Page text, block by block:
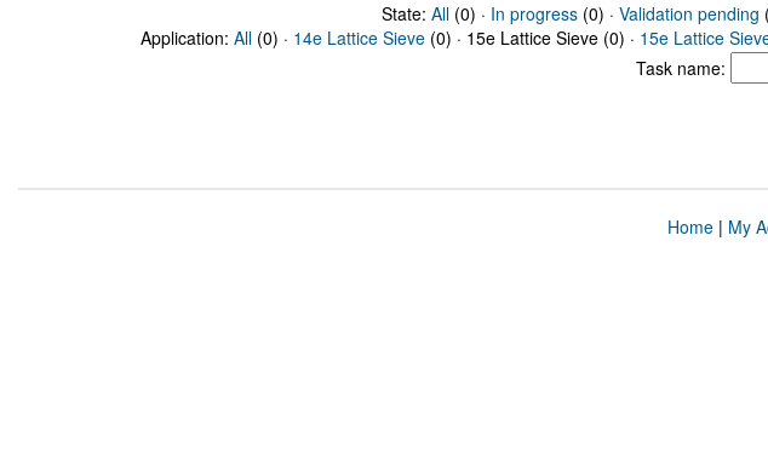
State: All(0) · In progress(0) · Validation pending
Application: All (0) · 14e Lattice Sieve (0) · 15e Lattice Sieve (0) · 15e Lattice
Task name:
Home| My